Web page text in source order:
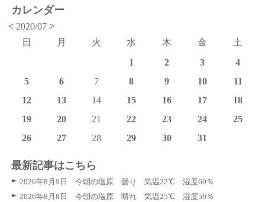
カレンダー
< 2020/07>
日
月 火 水 木 金
土
1
2 3
4
5
6 7 8 9 10
11
12
13 14 15 16 17
18
19
20 21 22 23 24
25
26
27 28 29 30 31
最新記事はこちら
2026年8月9日 今朝の塩原 曇り 気温22℃ 湿度60％
2026年8月8日 今朝の塩原 晴れ 気温25℃ 湿度59％